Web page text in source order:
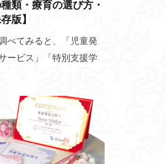
類・療育の選び方・
版】
べてみると、「児童発
ービス」「特別支援学